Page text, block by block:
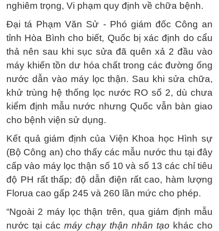
nghiêm trọng, Vi phạm quy định về chữa bệnh.
Đại tá Phạm Văn Sử - Phó giám đốc Công an
tỉnh Hòa Bình cho biết, Quốc bị xác định do cẩu
thả nên sau khi sục sửa đã quên xả 2 đầu vào
máy khiến tồn dư hóa chất trong các đường ống
nước dẫn vào máy lọc thận. Sau khi sửa chữa,
khử trùng hệ thống lọc nước RO số 2, dù chưa
kiểm định mẫu nước nhưng Quốc vẫn bàn giao
cho bệnh viện sử dụng.
Kết quả giám định của Viện Khoa học Hình sự
(Bộ Công an) cho thấy các mẫu nước thu tại đây
cấp vào máy lọc thận số 10 và số 13 các chỉ tiêu
độ PH rất thấp; độ dẫn điện rất cao, hàm lượng
Florua cao gấp 245 và 260 lần mức cho phép.
“Ngoài 2 máy lọc thận trên, qua giám định mẫu
nước tại các máy chạy thận nhân tạo khác cho